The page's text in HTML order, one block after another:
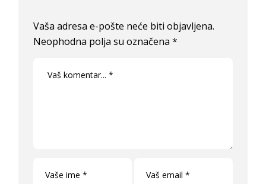
Vaša adresa e-pošte neće biti objavljena.
Neophodna polja su označena*